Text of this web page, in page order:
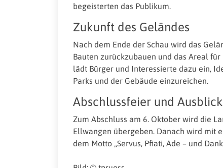
begeisterten das Publikum.
Zukunft des Geländes
Nach dem Ende der Schau wird das
Bauten zurückzubauen und das Areal
lädt Bürger und Interessierte dazu ein,
Parks und der Gebäude einzureichen.
Abschlussfeier und Ausblick
Zum Abschluss am 6. Oktober wird die
Ellwangen übergeben. Danach wird mit
dem Motto „Servus, Pfiati, Ade – und